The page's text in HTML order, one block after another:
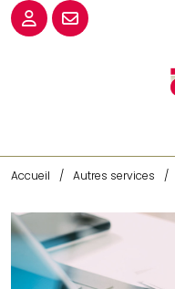
Accueil Autres services